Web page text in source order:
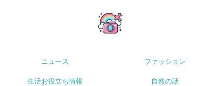
ニュース ファッション
生活お役立ち情報 自然の話